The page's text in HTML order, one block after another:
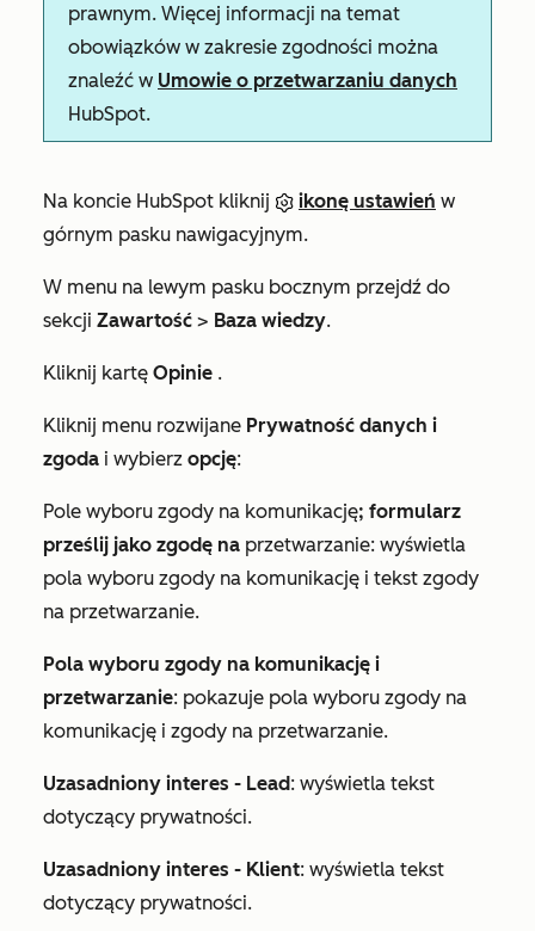
prawnym. Więcej informacji na temat
obowiązków w zakresie zgodności można
znaleźć w Umowie o przetwarzaniu danych
HubSpot.
Na koncie HubSpot kliknij ikonę ustawień w
górnym pasku nawigacyjnym.
W menu na lewym pasku bocznym przejdź do
sekcji Zawartość > Baza wiedzy.
Kliknij kartę Opinie .
Kliknij menu rozwijane Prywatność danych i
zgoda i wybierz opcję:
Pole wyboru zgody na komunikację; formularz
prześlij jako zgodę na przetwarzanie: wyświetla
pola wyboru zgody na komunikację i tekst zgody
na przetwarzanie.
Pola wyboru zgody na komunikację i
przetwarzanie: pokazuje pola wyboru zgody na
komunikację i zgody na przetwarzanie.
Uzasadniony interes - Lead: wyświetla tekst
dotyczący prywatności.
Uzasadniony interes - Klient: wyświetla tekst
dotyczący prywatności.